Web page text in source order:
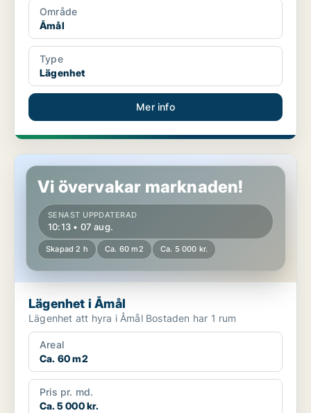
Område
Åmål
Type
Lägenhet
Mer info
Lägenhet i Åmål
Vi övervakar marknaden!
SENAST UPPDATERAD
10:13 • 07 aug.
Skapad 2 h Ca. 60 m2 Ca. 5 000 kr.
Lägenhet i Åmål
Lägenhet att hyra i Åmål Bostaden har 1 rum
Areal
Ca. 60 m2
Pris pr. md.
Ca. 5 000 kr.